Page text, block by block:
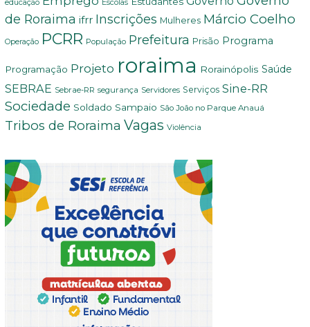
educação Escolas
de Roraima ifrr Inscrições Mulheres Márcio Coelho
Operação PCRR População Prefeitura Prisão Programa
Programação Projeto roraima Rorainópolis Saúde
SEBRAE Sebrae-RR segurança Servidores Serviços Sine-RR
Sociedade Soldado Sampaio São João no Parque Anauá
Tribos de Roraima Vagas Violência